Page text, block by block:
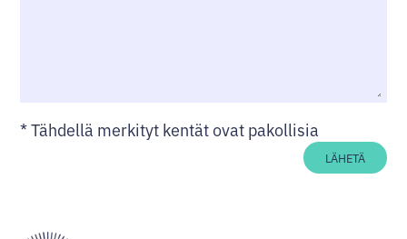
*Tähdellä merkityt kentät ovat pakollisia
LÄHETÄ